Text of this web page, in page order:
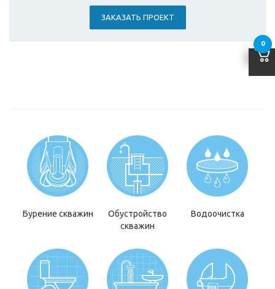
ЗАКАЗАТЬ ПРОЕКТ
Бурение скважин
Обустройство
скважин
Водоочистка
0